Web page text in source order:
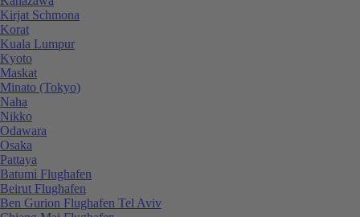
Kirjat Schmona
Korat
Kuala Lumpur
Kyoto
Maskat
Minato (Tokyo)
Naha
Nikko
Odawara
Osaka
Pattaya
Batumi Flughafen
Beirut Flughafen
Ben Gurion Flughafen Tel Aviv